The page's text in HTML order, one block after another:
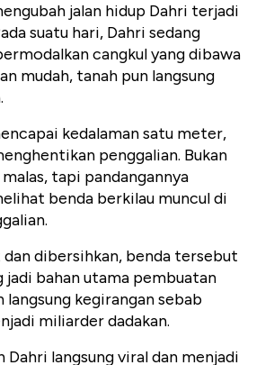
jalan hidup Dahri terjadi
suatu hari, Dahri sedang
cangkul yang dibawa
mudah, tanah pun langsung
kedalaman satu meter,
penggalian. Bukan
tapi pandangannya
benda berkilau muncul di
dibersihkan, benda tersebut
jadi bahan utama pembuatan
langsung kegirangan sebab
miliarder dadakan.
Dahri langsung viral dan menjadi